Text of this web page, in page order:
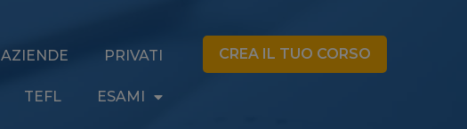
AZIENDE PRIVATI
TEFL ESAMI
CREA IL TUO CORSO